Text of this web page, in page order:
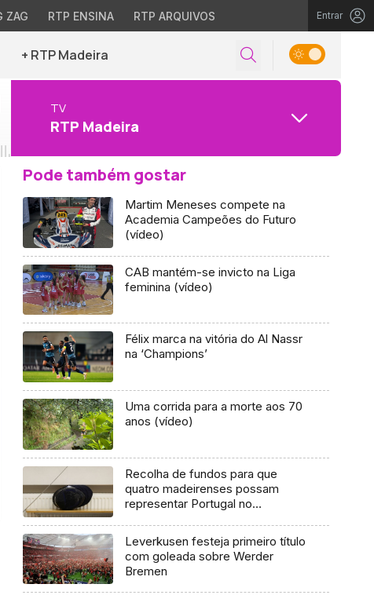
ZAG RTP ENSINA RTP ARQUIVOS Entrar
+ RTP Madeira
TV
RTP Madeira
Pode também gostar
Martim Meneses compete na
Academia Campeões do Futuro
(vídeo)
CAB mantém-se invicto na Liga
feminina (vídeo)
Félix marca na vitória do Al Nassr
na ‘Champions’
Uma corrida para a morte aos 70
anos (vídeo)
Recolha de fundos para que
quatro madeirenses possam
representar Portugal no
Leverkusen festeja primeiro título
com goleada sobre Werder
Bremen